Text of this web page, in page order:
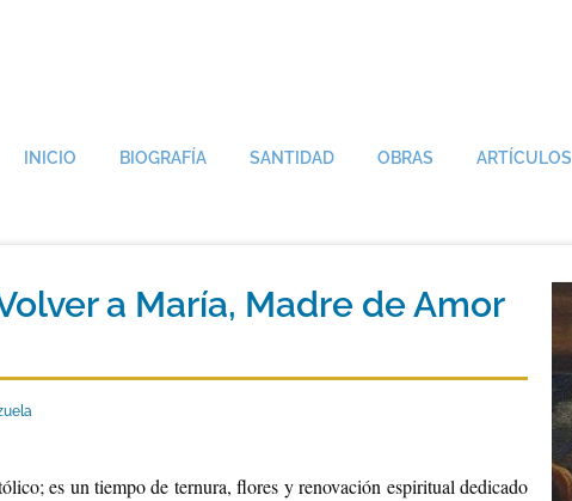
INICIO BIOGRAFÍA SANTIDAD OBRAS ARTÍCULOS
a María, Madre de Amor
es un tiempo de ternura, flores y renovación espiritual dedicado